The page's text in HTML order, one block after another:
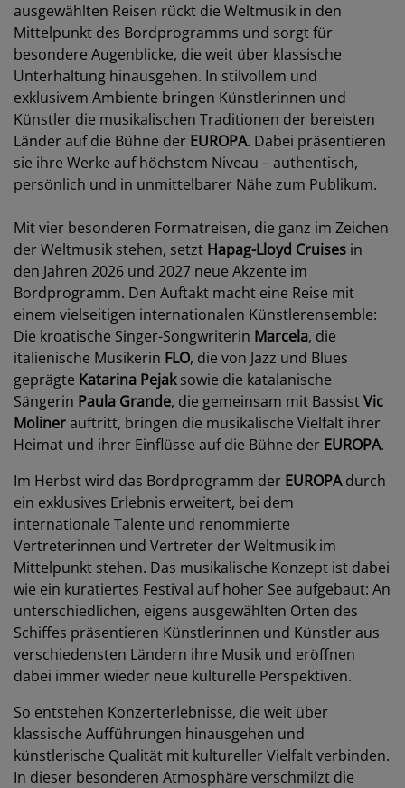
ausgewählten Reisen rückt die Weltmusik in den
Mittelpunkt des Bordprogramms und sorgt für
besondere Augenblicke, die weit über klassische
Unterhaltung hinausgehen. In stilvollem und
exklusivem Ambiente bringen Künstlerinnen und
Künstler die musikalischen Traditionen der bereisten
Länder auf die Bühne der EUROPA. Dabei präsentieren
sie ihre Werke auf höchstem Niveau – authentisch,
persönlich und in unmittelbarer Nähe zum Publikum.
Mit vier besonderen Formatreisen, die ganz im Zeichen
der Weltmusik stehen, setzt Hapag-Lloyd Cruises in
den Jahren 2026 und 2027 neue Akzente im
Bordprogramm. Den Auftakt macht eine Reise mit
einem vielseitigen internationalen Künstlerensemble:
Die kroatische Singer-Songwriterin Marcela, die
italienische Musikerin FLO, die von Jazz und Blues
geprägte Katarina Pejaksowie die katalanische
Sängerin Paula Grande, die gemeinsam mit BassistVic
Molinerauftritt, bringen die musikalische Vielfalt ihrer
Heimat und ihrer Einflüsse auf die Bühne der EUROPA.
Im Herbst wird das Bordprogramm der EUROPAdurch
ein exklusives Erlebnis erweitert, bei dem
internationale Talente und renommierte
Vertreterinnen und Vertreter der Weltmusik im
Mittelpunkt stehen. Das musikalische Konzept ist dabei
wie ein kuratiertes Festival auf hoher See aufgebaut: An
unterschiedlichen, eigens ausgewählten Orten des
Schiffes präsentieren Künstlerinnen und Künstler aus
verschiedensten Ländern ihre Musik und eröffnen
dabei immer wieder neue kulturelle Perspektiven.
So entstehen Konzerterlebnisse, die weit über
klassische Aufführungen hinausgehen und
künstlerische Qualität mit kultureller Vielfalt verbinden.
In dieser besonderen Atmosphäre verschmilzt die